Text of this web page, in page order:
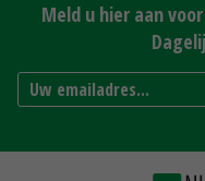
Meld u hier aan